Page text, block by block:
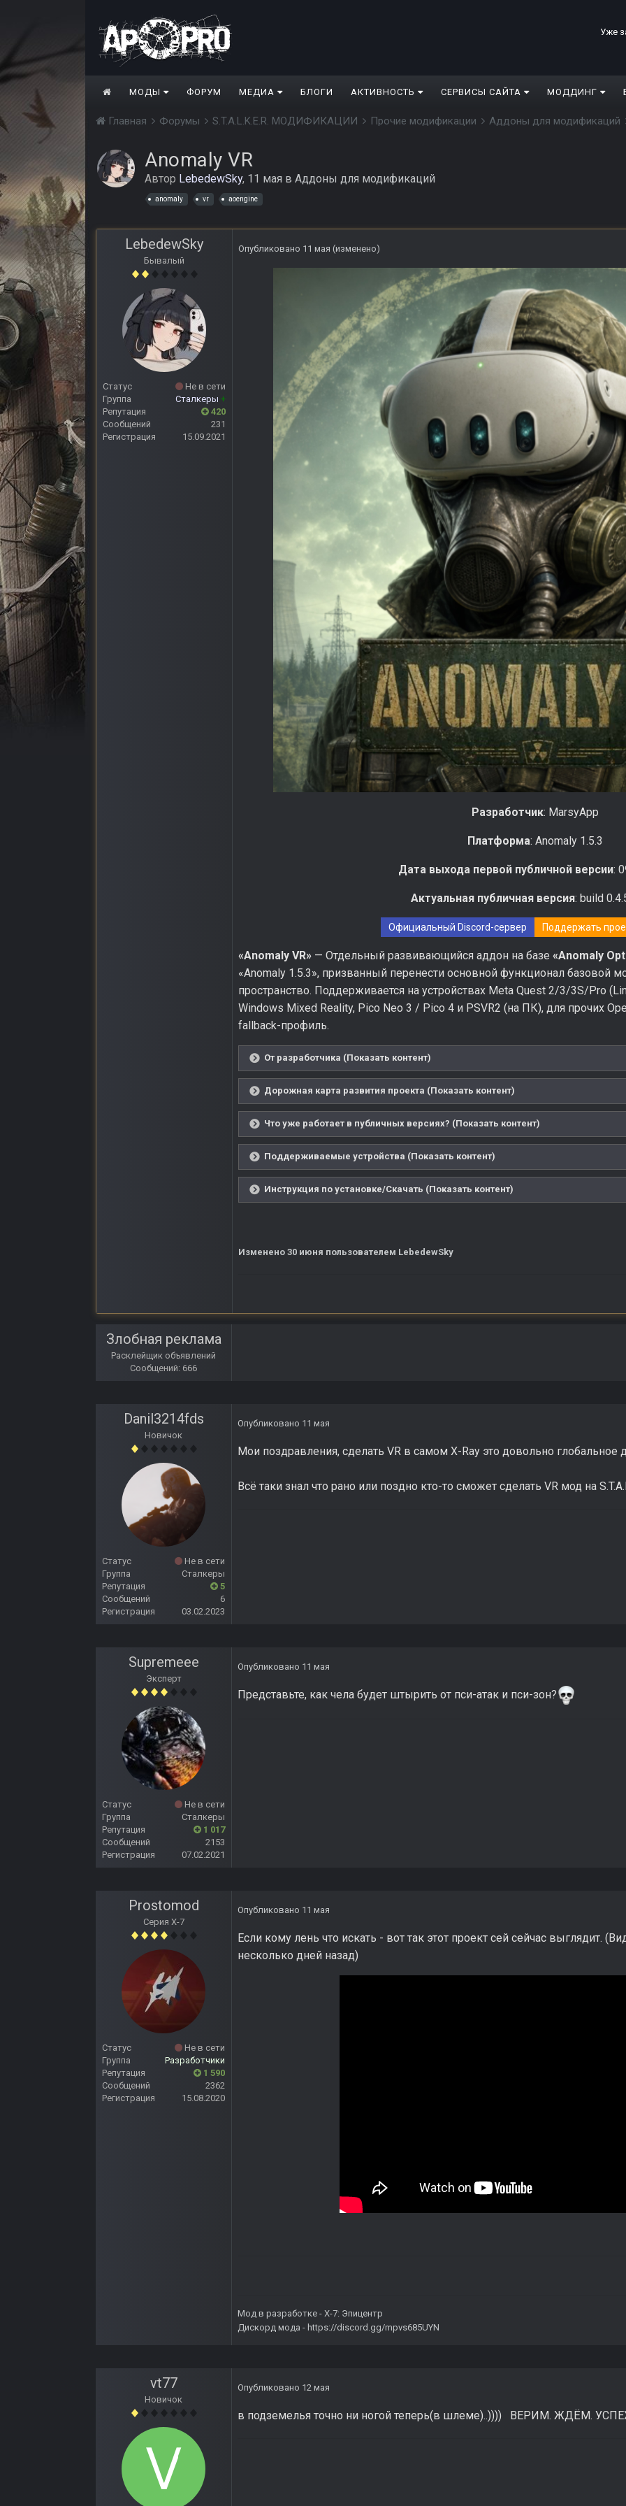
Уже
МОДЫ ФОРУМ МЕДИА БЛОГИ АКТИВНОСТЬ СЕРВИСЫ САЙТА МОДДИНГ
Главная Форумы S.T.A.L.K.E.R. МОДИФИКАЦИИ Прочие модификации Аддоны для модификаций
Anomaly VR
Автор LebedewSky, 11 мая в Аддоны для модификаций
anomaly vr aoengine
LebedewSky
Бывалый
Статус
Не в сети
Группа
Сталкеры +
Репутация
420
Сообщений
231
Регистрация
15.09.2021
Опубликовано 11 мая (изменено)
Разработчик: MarsyApp
Платформа: Anomaly 1.5.3
Дата выхода первой публичной версии:
Актуальная публичная версия: build
Официальный Discord-сервер Поддержать
«Anomaly VR» — Отдельный развивающийся аддон на базе «Anomaly
«Anomaly 1.5.3», призванный перенести основной функционал базовой
пространство. Поддерживается на устройствах Meta Quest 2/3/3S/Pro
Windows Mixed Reality, Pico Neo 3 / Pico 4 и PSVR2 (на ПК), для прочих
fallback-профиль.
От разработчика (Показать контент)
Дорожная карта развития проекта (Показать контент)
Что уже работает в публичных версиях? (Показать контент)
Поддерживаемые устройства (Показать контент)
Инструкция по установке/Скачать (Показать контент)
Изменено 30 июня пользователем LebedewSky
Злобная реклама
Расклейщик объявлений
Сообщений: 666
Danil3214fds
Новичок
Статус
Не в сети
Группа
Сталкеры
Репутация
5
Сообщений
6
Регистрация
03.02.2023
Опубликовано 11 мая
Мои поздравления, сделать VR в самом X-Ray это довольно глобальное
Всё таки знал что рано или поздно кто-то сможет сделать VR мод на
Supremeee
Эксперт
Статус
Не в сети
Группа
Сталкеры
Репутация
1 017
Сообщений
2153
Регистрация
07.02.2021
Опубликовано 11 мая
Представьте, как чела будет штырить от пси-атак и пси-зон?
Prostomod
Серия Х-7
Статус
Не в сети
Группа
Разработчики
Репутация
1 590
Сообщений
2362
Регистрация
15.08.2020
Опубликовано 11 мая
Если кому лень что искать - вот так этот проект сей сейчас выглядит.
несколько дней назад)
Мод в разработке - X-7: Эпицентр
Дискорд мода - https://discord.gg/mpvs685UYN
vt77
Новичок
Опубликовано 12 мая
в подземелья точно ни ногой теперь(в шлеме)..)))) ВЕРИМ. ЖДЁМ.